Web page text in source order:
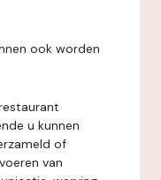
ook worden
u kunnen
of
van